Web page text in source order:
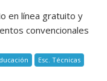
en línea gratuito y
convencionales
Esc. Técnicas